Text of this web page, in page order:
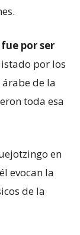
por ser
por los
de la
toda esa
en
evocan la
de la